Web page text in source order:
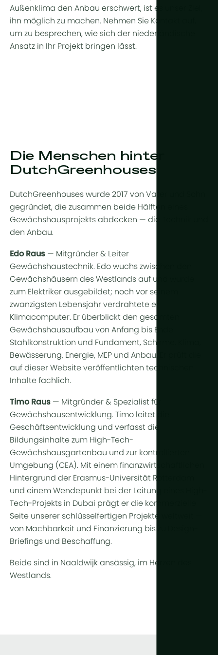
Außenklima den Anbau erschwert, ist es unser Ziel,
ihn möglich zu machen. Nehmen Sie Kontakt auf,
um zu besprechen, wie sich der niederländische
Ansatz in Ihr Projekt bringen lässt.
Die Menschen hinter
DutchGreenhouses
DutchGreenhouses wurde 2017 von Vater und Sohn
gegründet, die zusammen beide Hälften eines
Gewächshausprojekts abdecken — die Technik und
den Anbau.
Edo Raus — Mitgründer & Leiter
Gewächshaustechnik. Edo wuchs zwischen den
Gewächshäusern des Westlands auf und wurde
zum Elektriker ausgebildet; noch vor seinem
zwanzigsten Lebensjahr verdrahtete er
Klimacomputer. Er überblickt den gesamten
Gewächshausaufbau von Anfang bis Ende:
Stahlkonstruktion und Fundament, Schirme, Klima,
Bewässerung, Energie, MEP und Anbau. Er prüft die
auf dieser Website veröffentlichten technischen
Inhalte fachlich.
Timo Raus — Mitgründer & Spezialist für
Gewächshausentwicklung. Timo leitet die
Geschäftsentwicklung und verfasst die
Bildungsinhalte zum High-Tech-
Gewächshausgartenbau und zur kontrollierten
Umgebung (CEA). Mit einem finanzwirtschaftlichen
Hintergrund der Erasmus-Universität Rotterdam
und einem Wendepunkt bei der Leitung eines High-
Tech-Projekts in Dubai prägt er die kommerzielle
Seite unserer schlüsselfertigen Projekte weltweit —
von Machbarkeit und Finanzierung bis zu Design-
Briefings und Beschaffung.
Beide sind in Naaldwijk ansässig, im Herzen des
Westlands.